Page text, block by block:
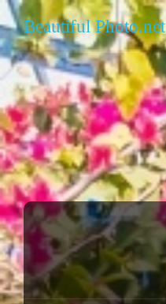
Beautiful Photo.net